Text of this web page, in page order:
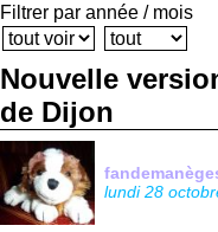
Filtrer par année / mois
Nouvelle
de Dijon
lundi 28